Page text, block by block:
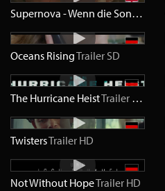
Supernova - Wenn die Sonne explodiert
Oceans RisingTrailer SD
The Hurricane HeistTrailer HD
TwistersTrailer HD
Not Without HopeTrailer HD